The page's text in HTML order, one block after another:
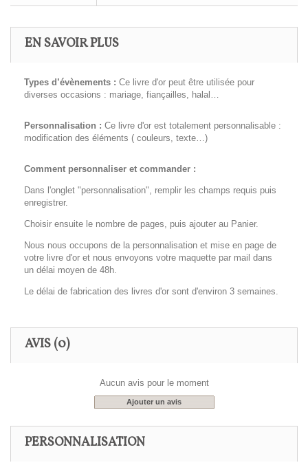
EN SAVOIR PLUS
Types d’évènements : Ce livre d'or peut être utilisée pour
diverses occasions : mariage, fiançailles, halal…
Personnalisation : Ce livre d'or est totalement personnalisable :
modification des éléments ( couleurs, texte…)
Comment personnaliser et commander :
Dans l'onglet "personnalisation", remplir les champs requis puis
enregistrer.
Choisir ensuite le nombre de pages, puis ajouter au Panier.
Nous nous occupons de la personnalisation et mise en page de
votre livre d'or et nous envoyons votre maquette par mail dans
un délai moyen de 48h.
Le délai de fabrication des livres d'or sont d'environ 3 semaines.
AVIS (0)
Aucun avis pour le moment
Ajouter un avis
PERSONNALISATION